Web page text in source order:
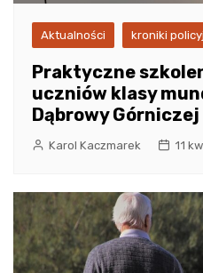
Aktualności kroniki
Praktyczne
uczniów klasy
Dąbrowy Górniczej
Karol Kaczmarek 11